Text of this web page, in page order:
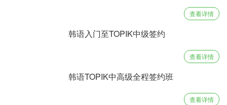
查看详情
韩语入门至TOPIK中级签约
查看详情
韩语TOPIK中高级全程签约班
查看详情